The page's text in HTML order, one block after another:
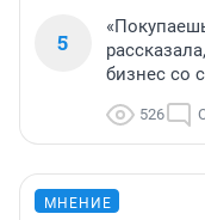
5
бизнес со
526
МНЕНИЕ